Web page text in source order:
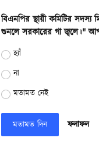
বিএনপির স্থায়ী কমিটির সদস্য
শুনলে সরকারের গা জ্বলে।"
হ্যাঁ
না
মতামত নেই
মতামত দিন ফলাফল